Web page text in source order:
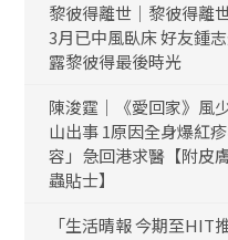
黎彼得離世｜黎彼得離
3月已中風臥床 好友鍾
露黎彼得最後時光
陳浚霆｜《愛回家》風
山出事 1原因全身爆紅
容」急回港求醫【附皮
蟲貼士】
「生活晴報 今期至HIT推